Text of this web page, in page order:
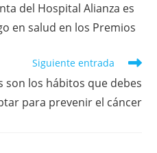
del Hospital Alianza es
en salud en los Premios
Siguiente entrada
son los hábitos que debes
para prevenir el cáncer